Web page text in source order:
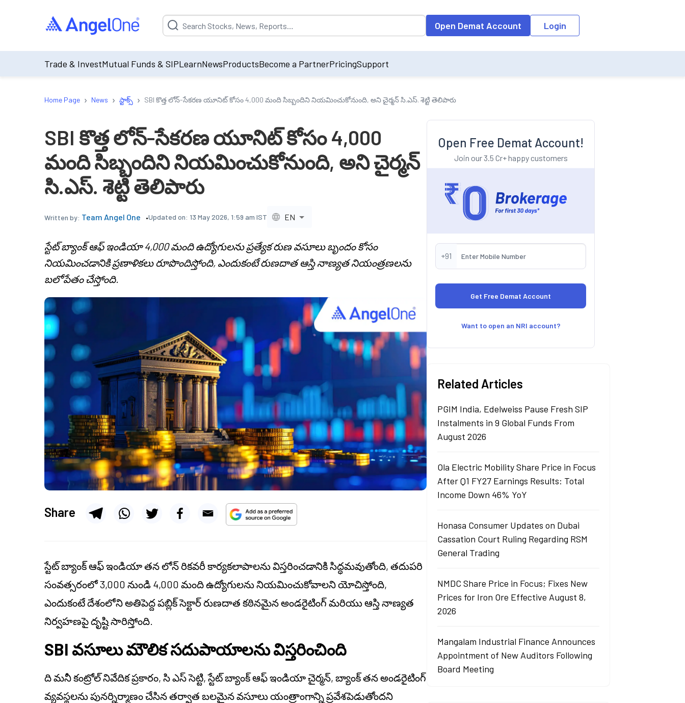
Suggestion will be populated by default on accessing the input field. On entering data into the input field, the suggestion list will be updated as per the
Open Demat Account Login
Trade & InvestMutual Funds & SIPLearnNewsProductsBecome a PartnerPricingSupport
Home Page › News › స్టాక్స్ › SBI కొత్త లోన్-సేకరణ యూనిట్ కోసం 4,000 మంది సిబ్బందిని నియమించుకోనుంది, అని చైర్మన్ సి.ఎస్. శెట్టి తెలిపారు
SBI కొత్త లోన్-సేకరణ యూనిట్ కోసం 4,000
మంది సిబ్బందిని నియమించుకోనుంది, అని చైర్మన్
సి.ఎస్. శెట్టి తెలిపారు
Written by: Team Angel One Updated on: 13 May 2026, 1:59 am IST EN
స్టేట్ బ్యాంక్ ఆఫ్ ఇండియా 4,000 మంది ఉద్యోగులను ప్రత్యేక రుణ వసూలు బృందం కోసం
నియమించడానికి ప్రణాళికలు రూపొందిస్తోంది, ఎందుకంటే రుణదాత ఆస్తి నాణ్యత నియంత్రణలను
బలోపేతం చేస్తోంది.
Share
స్టేట్ బ్యాంక్ ఆఫ్ ఇండియా తన లోన్ రికవరీ కార్యకలాపాలను విస్తరించడానికి సిద్ధమవుతోంది, తదుపరి
సంవత్సరంలో 3,000 నుండి 4,000 మంది ఉద్యోగులను నియమించుకోవాలని యోచిస్తోంది,
ఎందుకంటే దేశంలోని అతిపెద్ద పబ్లిక్ సెక్టార్ రుణదాత కఠినమైన అండరైటింగ్ మరియు ఆస్తి నాణ్యత
నిర్వహణపై దృష్టి సారిస్తోంది.
SBI వసూలు మౌలిక సదుపాయాలను విస్తరించింది
దిమనీ కంట్రోల్నివేదిక ప్రకారం, సి ఎస్ సెట్టి, స్టేట్ బ్యాంక్ ఆఫ్ ఇండియా చైర్మన్, బ్యాంక్ తన అండరైటింగ్
వ్యవస్థలను పునర్నిర్మాణం చేసిన తర్వాత బలమైన వసూలు యంత్రాంగాన్ని ప్రవేశపెడుతోందని
Open Free Demat Account!
Join our 3.5 Cr+ happy customers
+91
Want to open an NRI account?
Related Articles
PGIM India, Edelweiss Pause Fresh SIP
Instalments in 9 Global Funds From
August 2026
Ola Electric Mobility Share Price in Focus
After Q1 FY27 Earnings Results: Total
Income Down 46% YoY
Honasa Consumer Updates on Dubai
Cassation Court Ruling Regarding RSM
General Trading
NMDC Share Price in Focus; Fixes New
Prices for Iron Ore Effective August 8,
2026
Mangalam Industrial Finance Announces
Appointment of New Auditors Following
Board Meeting